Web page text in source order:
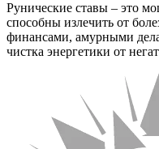
Рунические ставы – это
способны излечить от
финансами, амурными
чистка энергетики от